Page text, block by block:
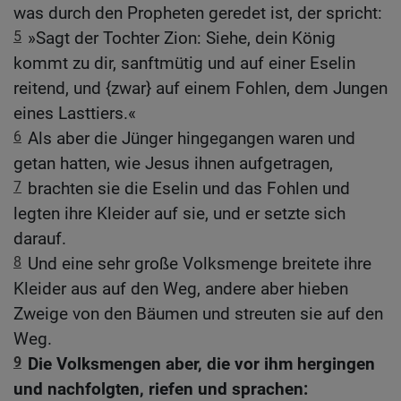
was durch den Propheten geredet ist, der spricht:
5 »Sagt der Tochter Zion: Siehe, dein König
kommt zu dir, sanftmütig und auf einer Eselin
reitend, und {zwar} auf einem Fohlen, dem Jungen
eines Lasttiers.«
6 Als aber die Jünger hingegangen waren und
getan hatten, wie Jesus ihnen aufgetragen,
7 brachten sie die Eselin und das Fohlen und
legten ihre Kleider auf sie, und er setzte sich
darauf.
8 Und eine sehr große Volksmenge breitete ihre
Kleider aus auf den Weg, andere aber hieben
Zweige von den Bäumen und streuten sie auf den
Weg.
9 Die Volksmengen aber, die vor ihm hergingen
und nachfolgten, riefen und sprachen: